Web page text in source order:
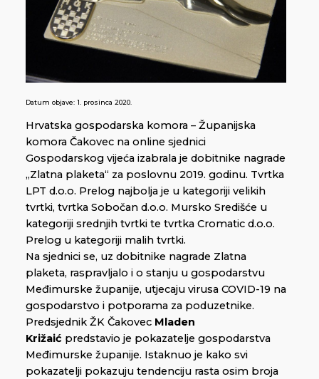
Datum objave: 1. prosinca 2020.
Hrvatska gospodarska komora – Županijska
komora Čakovec na online sjednici
Gospodarskog vijeća izabrala je dobitnike nagrade
„Zlatna plaketa“ za poslovnu 2019. godinu. Tvrtka
LPT d.o.o. Prelog najbolja je u kategoriji velikih
tvrtki, tvrtka Sobočan d.o.o. Mursko Središće u
kategoriji srednjih tvrtki te tvrtka Cromatic d.o.o.
Prelog u kategoriji malih tvrtki.
Na sjednici se, uz dobitnike nagrade Zlatna
plaketa, raspravljalo i o stanju u gospodarstvu
Međimurske županije, utjecaju virusa COVID-19 na
gospodarstvo i potporama za poduzetnike.
Predsjednik ŽK Čakovec Mladen
Križaić predstavio je pokazatelje gospodarstva
Međimurske županije. Istaknuo je kako svi
pokazatelji pokazuju tendenciju rasta osim broja